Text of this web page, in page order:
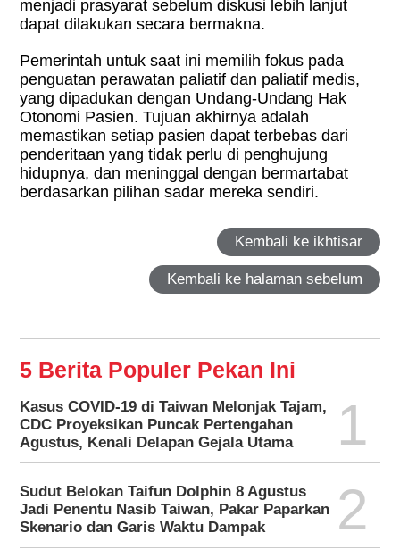
menjadi prasyarat sebelum diskusi lebih lanjut
dapat dilakukan secara bermakna.
Pemerintah untuk saat ini memilih fokus pada
penguatan perawatan paliatif dan paliatif medis,
yang dipadukan dengan Undang-Undang Hak
Otonomi Pasien. Tujuan akhirnya adalah
memastikan setiap pasien dapat terbebas dari
penderitaan yang tidak perlu di penghujung
hidupnya, dan meninggal dengan bermartabat
berdasarkan pilihan sadar mereka sendiri.
Kembali ke ikhtisar
Kembali ke halaman sebelum
5 Berita Populer Pekan Ini
Kasus COVID-19 di Taiwan Melonjak Tajam,
CDC Proyeksikan Puncak Pertengahan
Agustus, Kenali Delapan Gejala Utama
1
Sudut Belokan Taifun Dolphin 8 Agustus
Jadi Penentu Nasib Taiwan, Pakar Paparkan
Skenario dan Garis Waktu Dampak
2